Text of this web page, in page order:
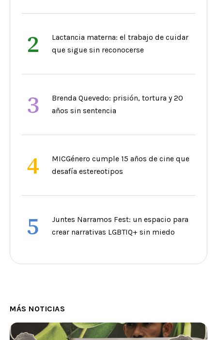
2
Lactancia materna: el trabajo de cuidar
que sigue sin reconocerse
3
Brenda Quevedo: prisión, tortura y 20
años sin sentencia
4
MICGénero cumple 15 años de cine que
desafía estereotipos
5
Juntes Narramos Fest: un espacio para
crear narrativas LGBTIQ+ sin miedo
MÁS NOTICIAS